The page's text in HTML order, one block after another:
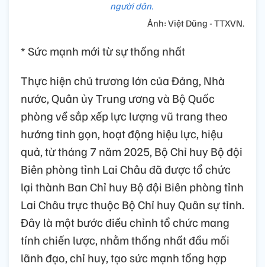
người dân.
Ảnh: Việt Dũng - TTXVN.
* Sức mạnh mới từ sự thống nhất
Thực hiện chủ trương lớn của Đảng, Nhà
nước, Quân ủy Trung ương và Bộ Quốc
phòng về sắp xếp lực lượng vũ trang theo
hướng tinh gọn, hoạt động hiệu lực, hiệu
quả, từ tháng 7 năm 2025, Bộ Chỉ huy Bộ đội
Biên phòng tỉnh Lai Châu đã được tổ chức
lại thành Ban Chỉ huy Bộ đội Biên phòng tỉnh
Lai Châu trực thuộc Bộ Chỉ huy Quân sự tỉnh.
Đây là một bước điều chỉnh tổ chức mang
tính chiến lược, nhằm thống nhất đầu mối
lãnh đạo, chỉ huy, tạo sức mạnh tổng hợp